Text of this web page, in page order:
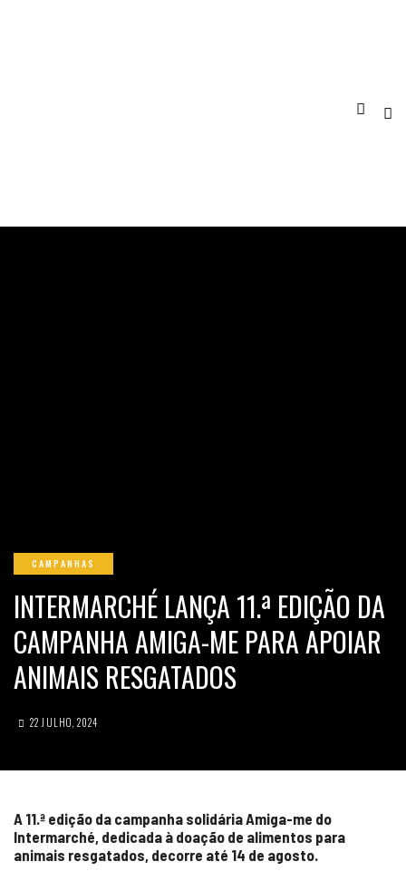
CAMPANHAS
INTERMARCHÉ LANÇA 11.ª EDIÇÃO DA
CAMPANHA AMIGA-ME PARA APOIAR
ANIMAIS RESGATADOS
22 JULHO, 2024
A 11.ª edição da campanha solidária Amiga-me do
Intermarché, dedicada à doação de alimentos para
animais resgatados, decorre até 14 de agosto.